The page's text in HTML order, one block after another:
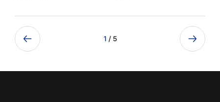
1 / 5